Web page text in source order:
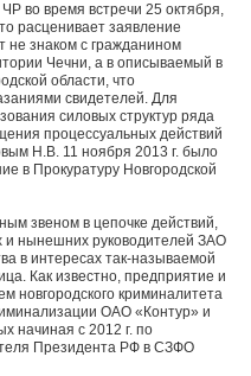
во время встречи 25 октября,
расценивает заявление
не знаком с гражданином
Чечни, а в описываемый в
области, что
свидетелей. Для
силовых структур ряда
процессуальных действий
Н.В. 11 ноября 2013 г. было
в Прокуратуру Новгородской
звеном в цепочке действий,
и нынешних руководителей ЗАО
в интересах так-называемой
Как известно, предприятие и
новгородского криминалитета
ОАО «Контур» и
начиная с 2012 г. по
Президента РФ в СЗФО